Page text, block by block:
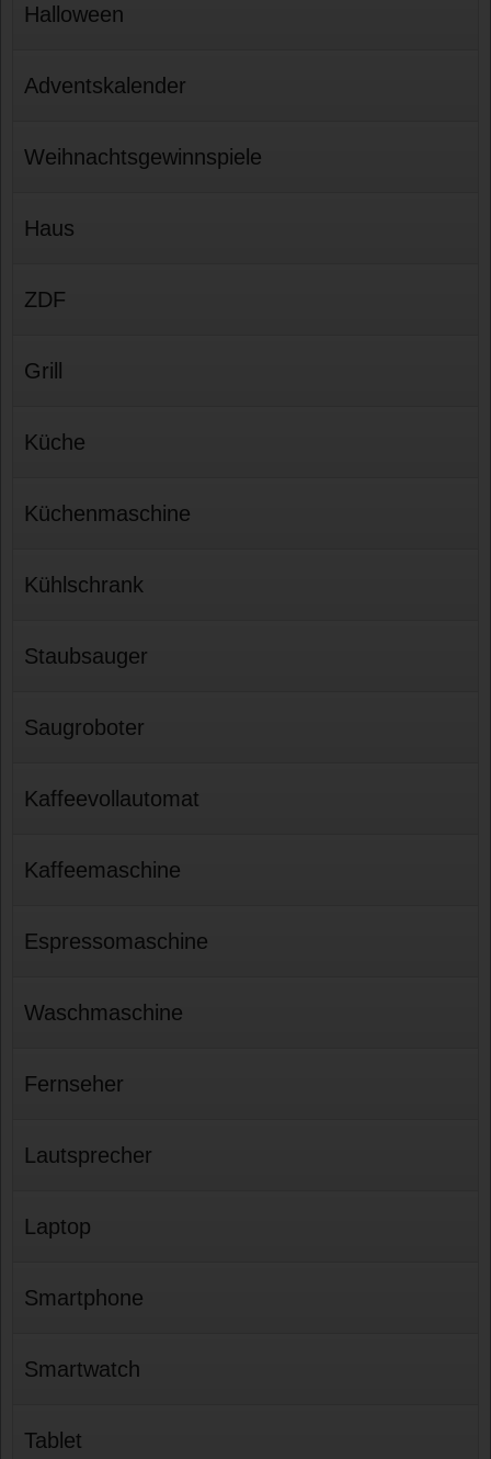
Halloween
Adventskalender
Weihnachtsgewinnspiele
Haus
ZDF
Grill
Küche
Küchenmaschine
Kühlschrank
Staubsauger
Saugroboter
Kaffeevollautomat
Kaffeemaschine
Espressomaschine
Waschmaschine
Fernseher
Lautsprecher
Laptop
Smartphone
Smartwatch
Tablet